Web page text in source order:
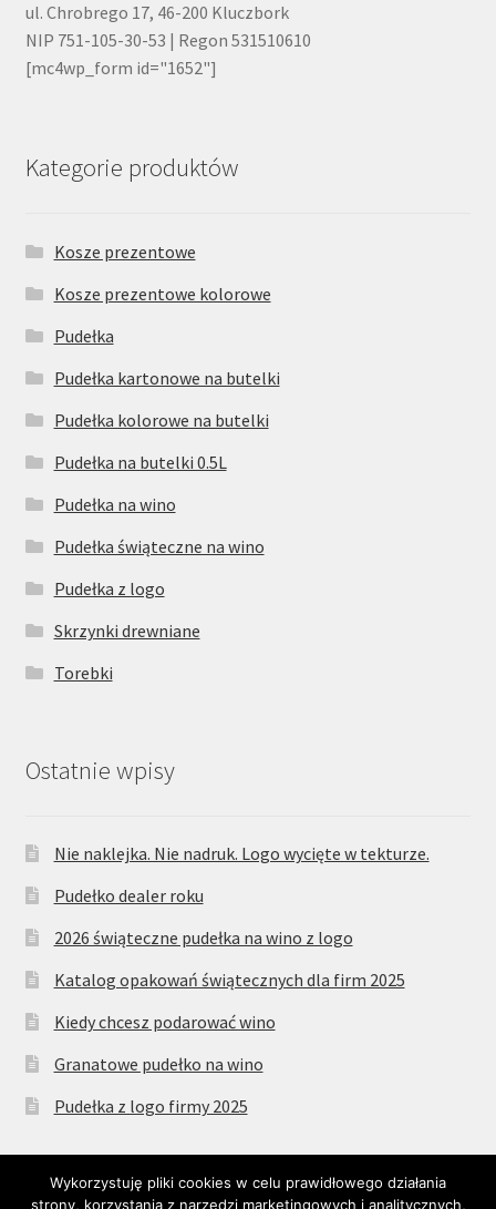
ul. Chrobrego 17, 46-200 Kluczbork
NIP 751-105-30-53 | Regon 531510610
[mc4wp_form id="1652"]
Kategorie produktów
Kosze prezentowe
Kosze prezentowe kolorowe
Pudełka
Pudełka kartonowe na butelki
Pudełka kolorowe na butelki
Pudełka na butelki 0.5L
Pudełka na wino
Pudełka świąteczne na wino
Pudełka z logo
Skrzynki drewniane
Torebki
Ostatnie wpisy
Nie naklejka. Nie nadruk. Logo wycięte w tekturze.
Pudełko dealer roku
2026 świąteczne pudełka na wino z logo
Katalog opakowań świątecznych dla firm 2025
Kiedy chcesz podarować wino
Granatowe pudełko na wino
Pudełka z logo firmy 2025
Wykorzystuję pliki cookies w celu prawidłowego działania
strony, korzystania z narzędzi marketingowych i analitycznych,